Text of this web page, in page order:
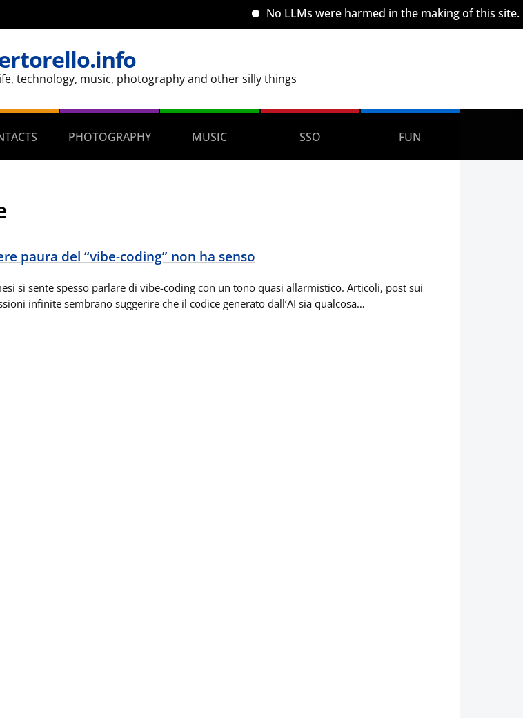
No LLMs were harmed in the making of this site.
technology, music, photography and other silly things
PHOTOGRAPHY MUSIC SSO FUN
paura del “vibe-coding” non ha senso
si sente spesso parlare di vibe-coding con un tono quasi allarmistico. Articoli, post sui
infinite sembrano suggerire che il codice generato dall’AI sia qualcosa…